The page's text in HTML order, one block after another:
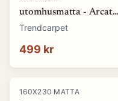
utomhusmatta - Arcata
(blå) (Storlek: 80 x 150
Trendcarpet
499 kr
160X230 MATTA